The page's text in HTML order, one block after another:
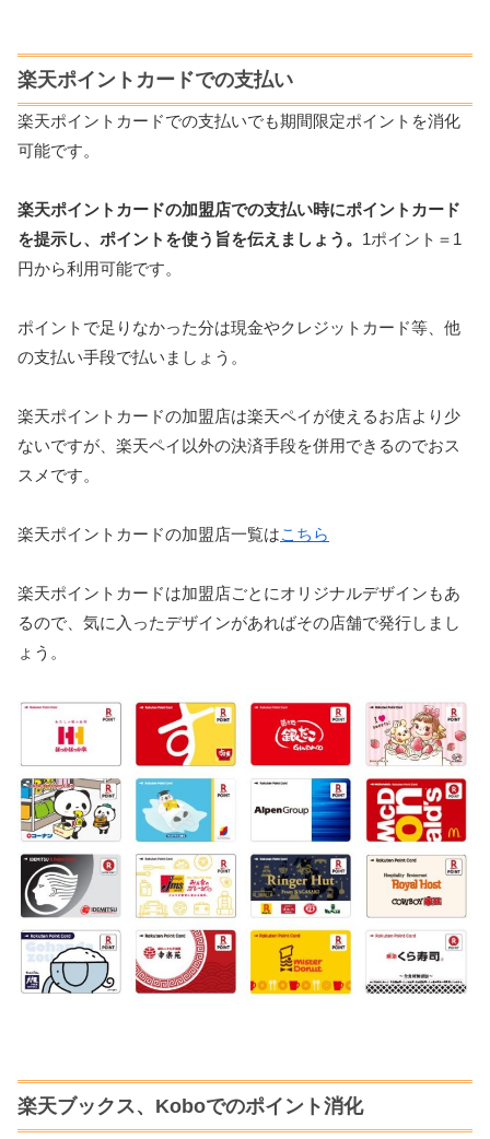
楽天ポイントカードでの支払い
楽天ポイントカードでの支払いでも期間限定ポイントを消化
可能です。
楽天ポイントカードの加盟店での支払い時にポイントカード
を提示し、ポイントを使う旨を伝えましょう。 1ポイント＝1
円から利用可能です。
ポイントで足りなかった分は現金やクレジットカード等、他
の支払い手段で払いましょう。
楽天ポイントカードの加盟店は楽天ペイが使えるお店より少
ないですが、楽天ペイ以外の決済手段を併用できるのでおス
スメです。
楽天ポイントカードの加盟店一覧はこちら
楽天ポイントカードは加盟店ごとにオリジナルデザインもあ
るので、気に入ったデザインがあればその店舗で発行しまし
ょう。
楽天ブックス、Koboでのポイント消化